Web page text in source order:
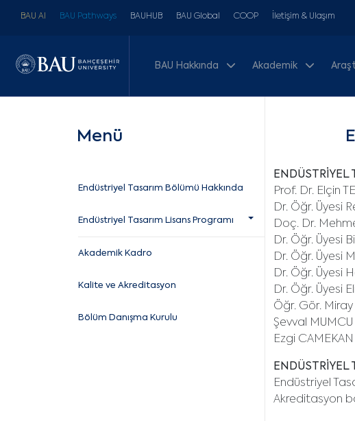
BAU AI BAU Pathways BAUHUB BAU Global COOP İletişim & Ulaşım
BAU Hakkında Akademik
Menü
Endüstriyel Tasarım Bölümü Hakkında
Endüstriyel Tasarım Lisans Programı
Akademik Kadro
Kalite ve Akreditasyon
Bölüm Danışma Kurulu
ENDÜSTRİYEL
Prof. Dr. Elçin
Dr. Öğr. Üyesi
Doç. Dr.
Dr. Öğr. Üyesi
Dr. Öğr. Üyesi
Dr. Öğr. Üyesi
Dr. Öğr. Üyesi
Öğr. Gör. Miray
Şevval
Ezgi
ENDÜSTRİYEL
Endüstriyel
Akreditasyon